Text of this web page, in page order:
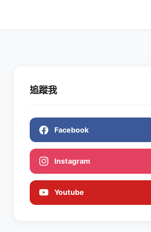
追蹤我
Facebook
Instagram
Youtube